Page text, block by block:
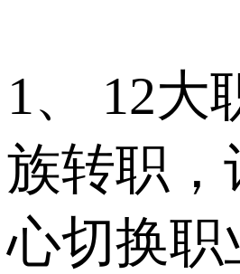
1、 12大
族转职，
心切换职